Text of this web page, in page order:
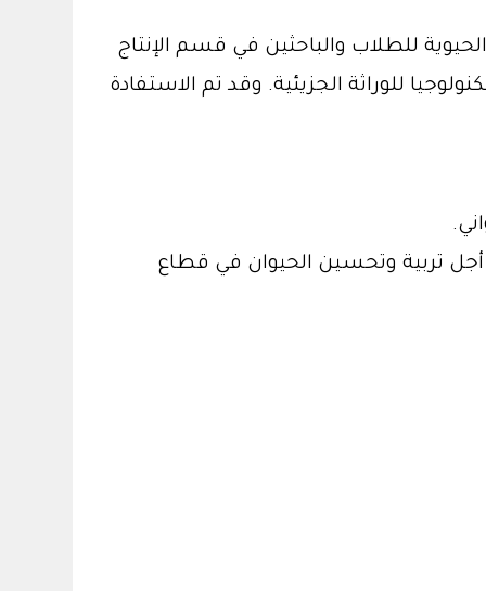
للطلاب والباحثين في قسم الإنتاج
للوراثة الجزيئية. وقد تم الاستفادة
أجل تربية وتحسين الحيوان في قطاع